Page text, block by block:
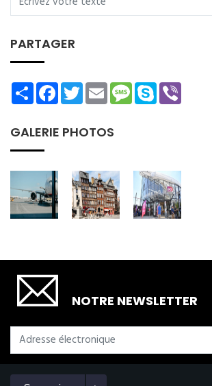
PARTAGER
ShareFacebookTwitterEmailMessage
Skype
GALERIE PHOTOS
NOTRE NEWSLETTER